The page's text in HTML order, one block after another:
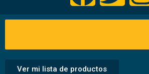
Ver mi lista de productos